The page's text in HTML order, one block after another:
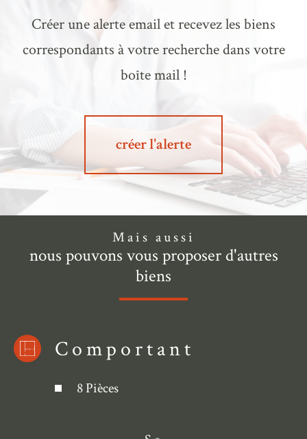
Créer une alerte email et recevez les biens
correspondants à votre recherche dans votre
boîte mail !
créer l'alerte
Mais aussi
nous pouvons vous proposer d'autres
biens
Comportant
8 Pièces